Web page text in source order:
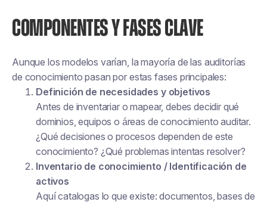
COMPONENTES Y FASES CLAVE
Aunque los modelos varían, la mayoría de las auditorías
de conocimiento pasan por estas fases principales:
Definición de necesidades y objetivos
Antes de inventariar o mapear, debes decidir qué
dominios, equipos o áreas de conocimiento auditar.
¿Qué decisiones o procesos dependen de este
conocimiento? ¿Qué problemas intentas resolver?
Inventario de conocimiento / Identificación de
activos
Aquí catalogas lo que existe: documentos, bases de